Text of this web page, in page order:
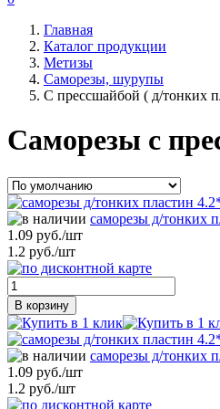
Главная
Каталог продукции
Метизы
Саморезы, шурупы
С прессшайбой ( д/тонких
Саморезы с
саморезы д/тонких
1.09 руб./шт
1.2 руб./шт
В корзину
саморезы д/тонких
1.09 руб./шт
1.2 руб./шт